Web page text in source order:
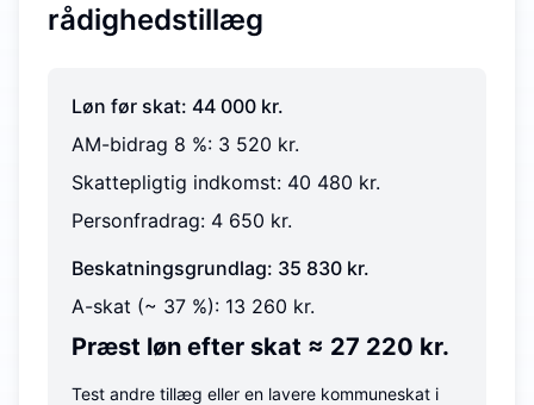
rådighedstillæg
Løn før skat: 44 000 kr.
AM-bidrag 8 %: 3 520 kr.
Skattepligtig indkomst: 40 480 kr.
Personfradrag: 4 650 kr.
Beskatningsgrundlag: 35 830 kr.
A-skat (~ 37 %): 13 260 kr.
Præst løn efter skat ≈ 27 220 kr.
Test andre tillæg eller en lavere kommuneskat i